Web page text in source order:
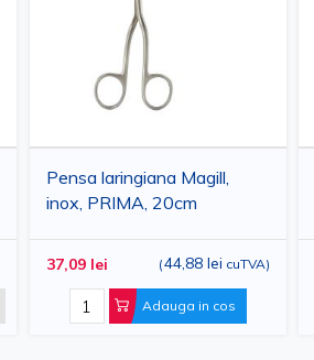
Pensa laringiana Magill,
inox, PRIMA, 20cm
37,09 lei (44,88 lei cuTVA)
Adauga in cos